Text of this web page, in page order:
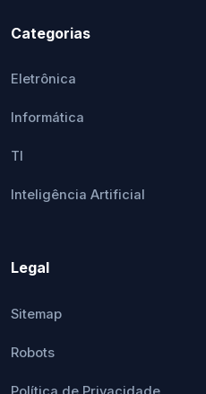
Categorias
Eletrônica
Informática
TI
Inteligência Artificial
Legal
Sitemap
Robots